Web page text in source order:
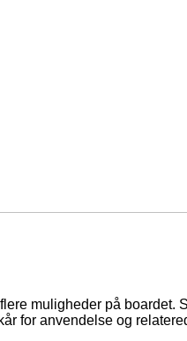
muligheder på boardet.
for anvendelse og